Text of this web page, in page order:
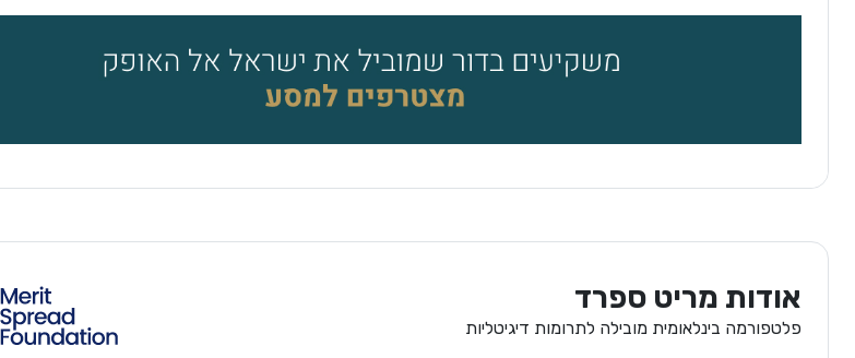
אודות מריט ספרד
פלטפורמה בינלאומית מובילה לתרומות דיגיטליות